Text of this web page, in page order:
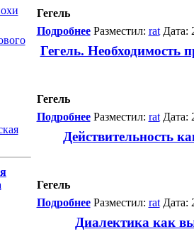
Гегель
ПодробнееРазместил: ratДата:
Гегель. Необходимость
Гегель
ПодробнееРазместил: ratДата:
Действительность
Гегель
ПодробнееРазместил: ratДата:
Диалектика как